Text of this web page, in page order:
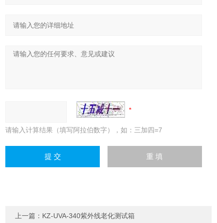
请输入计算结果（填写阿拉伯数字），如：三加四=7
上一篇： KZ-UVA-340紫外线老化测试箱